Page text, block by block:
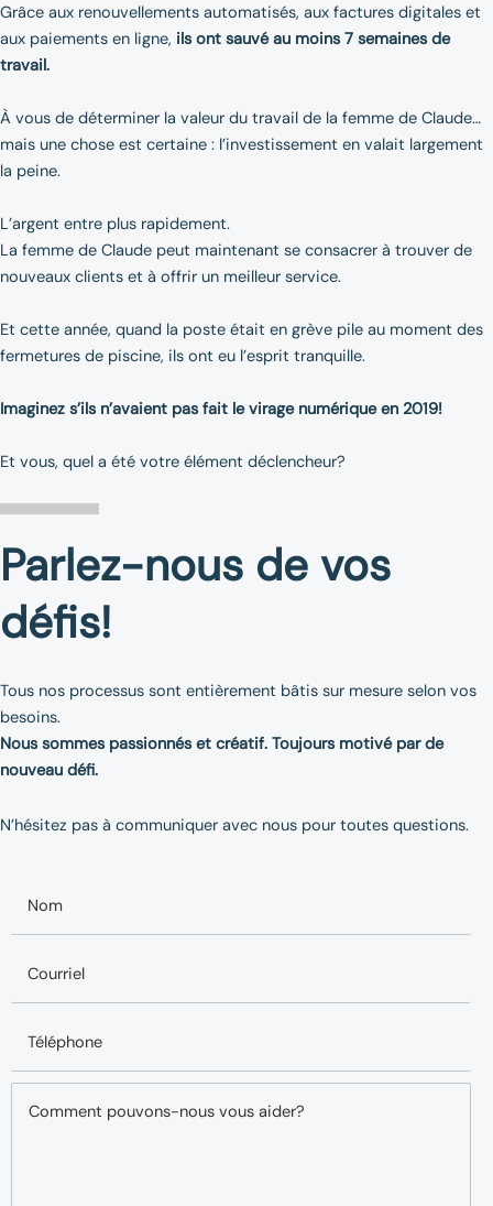
Grâce aux renouvellements automatisés, aux factures digitales et
aux paiements en ligne, ils ont sauvé au moins 7 semaines de
travail.
À vous de déterminer la valeur du travail de la femme de Claude…
mais une chose est certaine : l’investissement en valait largement
la peine.
L’argent entre plus rapidement.
La femme de Claude peut maintenant se consacrer à trouver de
nouveaux clients et à offrir un meilleur service.
Et cette année, quand la poste était en grève pile au moment des
fermetures de piscine, ils ont eu l’esprit tranquille.
Imaginez s’ils n’avaient pas fait le virage numérique en 2019!
Et vous, quel a été votre élément déclencheur?
Parlez-nous de vos
défis!
Tous nos processus sont entièrement bâtis sur mesure selon vos
besoins.
Nous sommes passionnés et créatif. Toujours motivé par de
nouveau défi.
N’hésitez pas à communiquer avec nous pour toutes questions.